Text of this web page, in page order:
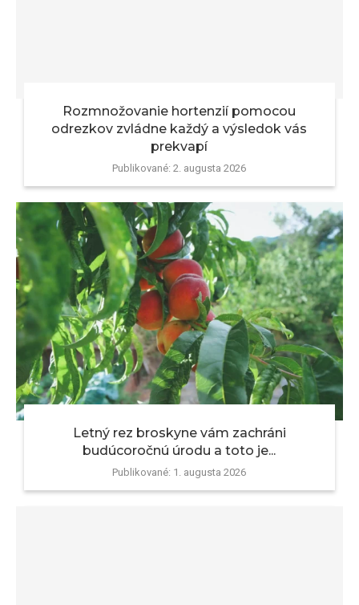
Rozmnožovanie hortenzií pomocou
odrezkov zvládne každý a výsledok vás
prekvapí
Publikované: 2. augusta 2026
Letný rez broskyne vám zachráni
budúcoročnú úrodu a toto je...
Publikované: 1. augusta 2026